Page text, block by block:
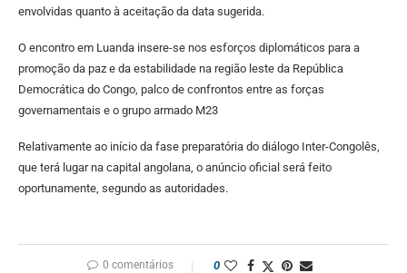
envolvidas quanto à aceitação da data sugerida.
O encontro em Luanda insere-se nos esforços diplomáticos para a
promoção da paz e da estabilidade na região leste da República
Democrática do Congo, palco de confrontos entre as forças
governamentais e o grupo armado M23
Relativamente ao início da fase preparatória do diálogo Inter-Congolês,
que terá lugar na capital angolana, o anúncio oficial será feito
oportunamente, segundo as autoridades.
0 comentários 0